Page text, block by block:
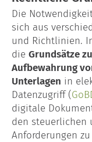
Die
sich aus
und Richtlinien.
die Grundsätze
Aufbewahrung
Unterlagen in
Datenzugriff (
digitale
den steuerlichen
Anforderungen